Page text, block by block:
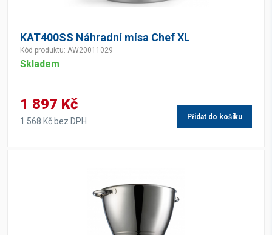
KAT400SS Náhradní mísa Chef XL
Kód produktu: AW20011029
Skladem
1 897 Kč
1 568 Kč bez DPH Přidat do košíku